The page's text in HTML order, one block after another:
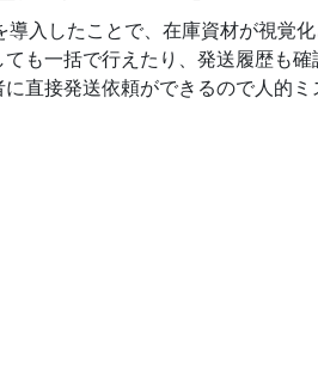
個人情報の取扱いについて
導入したことで、在庫資材が視覚
ても一括で行えたり、発送履歴も
に直接発送依頼ができるので人的ミ